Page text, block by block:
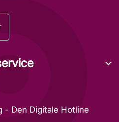
Den Digitale Hotline